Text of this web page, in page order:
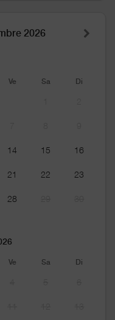
2026
Ve Sa Di
14 15 16
21 22 23
28
Ve Sa Di